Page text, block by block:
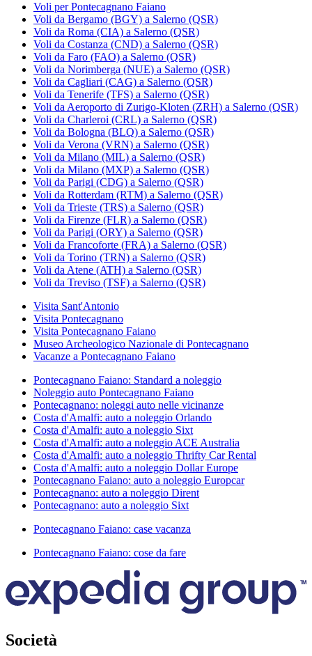
Voli per Pontecagnano Faiano
Voli da Bergamo (BGY) a Salerno (QSR)
Voli da Roma (CIA) a Salerno (QSR)
Voli da Costanza (CND) a Salerno (QSR)
Voli da Faro (FAO) a Salerno (QSR)
Voli da Norimberga (NUE) a Salerno (QSR)
Voli da Cagliari (CAG) a Salerno (QSR)
Voli da Tenerife (TFS) a Salerno (QSR)
Voli da Aeroporto di Zurigo-Kloten (ZRH) a Salerno (QSR)
Voli da Charleroi (CRL) a Salerno (QSR)
Voli da Bologna (BLQ) a Salerno (QSR)
Voli da Verona (VRN) a Salerno (QSR)
Voli da Milano (MIL) a Salerno (QSR)
Voli da Milano (MXP) a Salerno (QSR)
Voli da Parigi (CDG) a Salerno (QSR)
Voli da Rotterdam (RTM) a Salerno (QSR)
Voli da Trieste (TRS) a Salerno (QSR)
Voli da Firenze (FLR) a Salerno (QSR)
Voli da Parigi (ORY) a Salerno (QSR)
Voli da Francoforte (FRA) a Salerno (QSR)
Voli da Torino (TRN) a Salerno (QSR)
Voli da Atene (ATH) a Salerno (QSR)
Voli da Treviso (TSF) a Salerno (QSR)
Visita Sant'Antonio
Visita Pontecagnano
Visita Pontecagnano Faiano
Museo Archeologico Nazionale di Pontecagnano
Vacanze a Pontecagnano Faiano
Pontecagnano Faiano: Standard a noleggio
Noleggio auto Pontecagnano Faiano
Pontecagnano: noleggi auto nelle vicinanze
Costa d'Amalfi: auto a noleggio Orlando
Costa d'Amalfi: auto a noleggio Sixt
Costa d'Amalfi: auto a noleggio ACE Australia
Costa d'Amalfi: auto a noleggio Thrifty Car Rental
Costa d'Amalfi: auto a noleggio Dollar Europe
Pontecagnano Faiano: auto a noleggio Europcar
Pontecagnano: auto a noleggio Dirent
Pontecagnano: auto a noleggio Sixt
Pontecagnano Faiano: case vacanza
Pontecagnano Faiano: cose da fare
Società